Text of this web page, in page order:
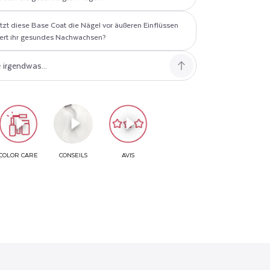
diese Base Coat die Nägel vor äußeren Einflüssen
ihr gesundes Nachwachsen?